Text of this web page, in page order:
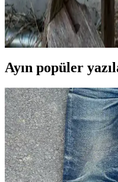
El yapımı deri ayakkabılar,
ortopedik inek derisi astar
teknikler kullanılarak üretilir.
Ayın popüler